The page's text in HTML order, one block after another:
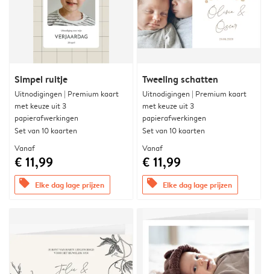
Simpel ruitje
Uitnodigingen | Premium kaart
met keuze uit 3
papierafwerkingen
Set van 10 kaarten
Vanaf
€ 11,99
offers Elke dag lage prijzen
Tweeling schatten
Uitnodigingen | Premium kaart
met keuze uit 3
papierafwerkingen
Set van 10 kaarten
Vanaf
€ 11,99
offers Elke dag lage prijzen